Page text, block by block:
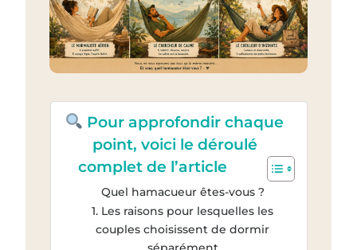
Pour approfondir chaque
point, voici le déroulé
complet de l’article
Quel hamacueur êtes-vous ?
1. Les raisons pour lesquelles les
couples choisissent de dormir